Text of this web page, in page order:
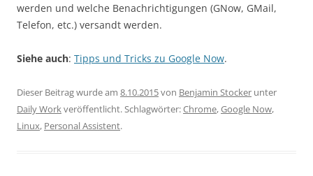
werden und welche Benachrichtigungen (GNow, GMail,
Telefon, etc.) versandt werden.
Siehe auch: Tipps und Tricks zu Google Now.
Dieser Beitrag wurde am 8.10.2015von Benjamin Stocker unter
Daily Workveröffentlicht. Schlagwörter:Chrome,Google Now,
Linux, Personal Assistent.